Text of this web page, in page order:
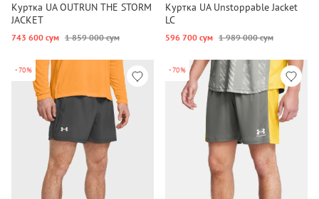
Куртка UA OUTRUN THE STORM
JACKET
743 600 сум 1 859 000 сум
Куртка UA Unstoppable Jacket
LC
596 700 сум 1 989 000 сум
-70% -70%